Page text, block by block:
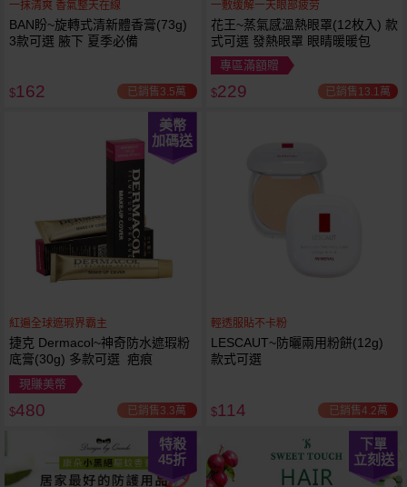
一抹清爽 香氣整天在線
BAN盼~旋轉式清新體香膏(73g)
3款可選 腋下 夏季必備
$162 已銷售3.5萬
一敷缓解一天眼部疲劳
花王~蒸氣感溫熱眼罩(12枚入) 款
式可選 發熱眼罩 眼睛暖暖包
專區滿額贈
$229 已銷售13.1萬
美幣
加碼送
紅遍全球遮瑕界霸主
捷克 Dermacol~神奇防水遮瑕粉
底膏(30g) 多款可選 疤痕
現賺美幣
$480 已銷售3.3萬
輕透服貼不卡粉
LESCAUT~防曬兩用粉餅(12g)
款式可選
$114 已銷售4.2萬
特殺
45折
下單
立刻送